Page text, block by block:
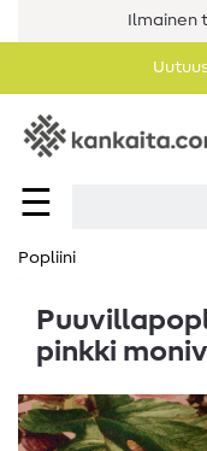
Ilmainen
☰
Popliini
pinkki